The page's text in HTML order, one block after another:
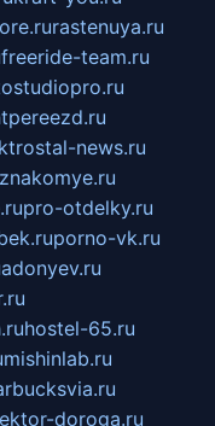
rastenuya.ru
freeride-team.ru
news.ru
pro-otdelky.ru
porno-vk.ru
adonyev.ru
hostel-65.ru
mishinlab.ru
doroga.ru